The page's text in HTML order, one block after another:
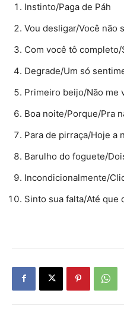
Instinto/Paga de Páh
Vou desligar/Você não
Com você tô
Degrade/Um só
Primeiro beijo/Não me
Boa noite/Porque/Pra
Para de pirraça/Hoje a
Barulho do foguete/
Incondicionalmente/
Sinto sua falta/Até que